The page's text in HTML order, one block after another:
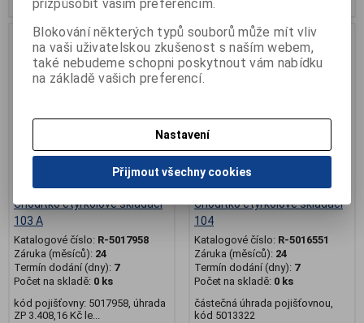
Chodítko čtyřkolové skládací
103 A
Katalogové číslo: R-5017958
Záruka (měsíců): 24
Termín dodání (dny): 7
Počet na skladě: 0 ks
kód pojišťovny: 5017958, úhrada
ZP 3.408,16 Kč le...
.
Chodítko čtyřkolové skládací
104
Katalogové číslo: R-5016551
Záruka (měsíců): 24
Termín dodání (dny): 7
Počet na skladě: 0 ks
částečná úhrada pojišťovnou,
kód 5013322
přizpůsobit vašim preferencím.
Blokování některých typů souborů může mít vliv
na vaši uživatelskou zkušenost s naším webem,
také nebudeme schopni poskytnout vám nabídku
na základě vašich preferencí.
Nastavení
Přijmout všechny cookies